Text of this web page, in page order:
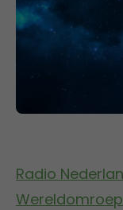
Radio
Wereldomroep